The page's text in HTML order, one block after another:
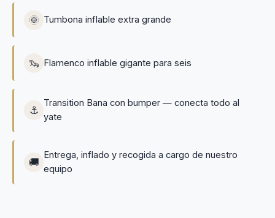
🌞 Tumbona inflable extra grande
🦦 Flamenco inflable gigante para seis
⚓
Transition Bana con bumper — conecta todo al
yate
🚚
Entrega, inflado y recogida a cargo de nuestro
equipo